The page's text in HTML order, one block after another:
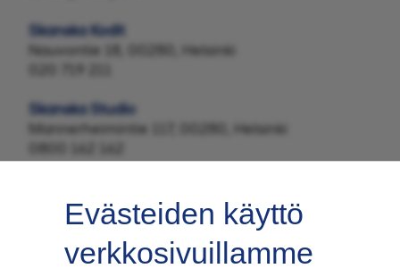
Skanska Kodit
Nauvontie 18, 00280, Helsinki
Skanska Studio
Mannerheimintie 117, 00280, Helsinki
0800 162 162
Tilaa uutiskirje
Evästeiden käyttö
verkkosivuillamme